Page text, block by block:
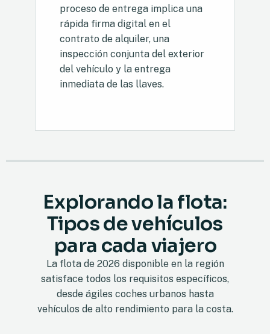
proceso de entrega implica una
rápida firma digital en el
contrato de alquiler, una
inspección conjunta del exterior
del vehículo y la entrega
inmediata de las llaves.
Explorando la flota:
Tipos de vehículos
para cada viajero
La flota de 2026 disponible en la región
satisface todos los requisitos específicos,
desde ágiles coches urbanos hasta
vehículos de alto rendimiento para la costa.